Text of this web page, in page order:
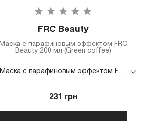
FRC Beauty
Маска с парафиновым эффектом FRC
Beauty 200 мл (Green coffee)
Маска с парафиновым эффектом FRC Beauty 200 мл (Green coffee)
231 грн